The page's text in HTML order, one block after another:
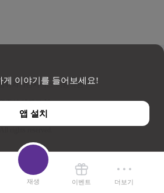
게 이야기를 들어보세요!
앱 설치
위치기반서비스 이용약관
주시 세계로 10
TEL : 033-738-3000
재생 이벤트 더보기